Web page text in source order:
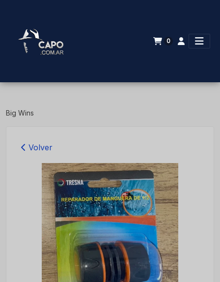
0
Big Wins
Volver